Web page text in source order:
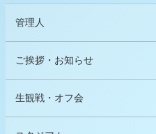
管理人
ご挨拶・お知らせ
生観戦・オフ会